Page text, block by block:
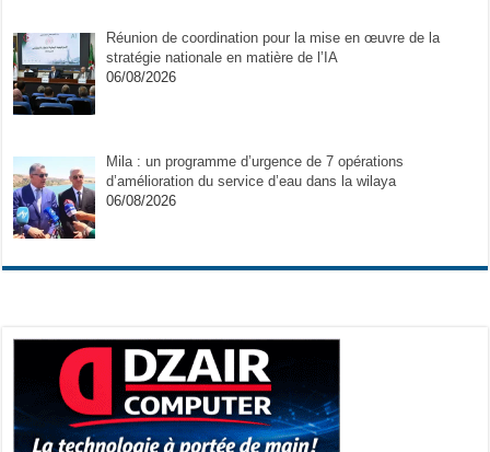
Réunion de coordination pour la mise en œuvre de la
stratégie nationale en matière de l’IA
06/08/2026
Mila : un programme d’urgence de 7 opérations
d’amélioration du service d’eau dans la wilaya
06/08/2026